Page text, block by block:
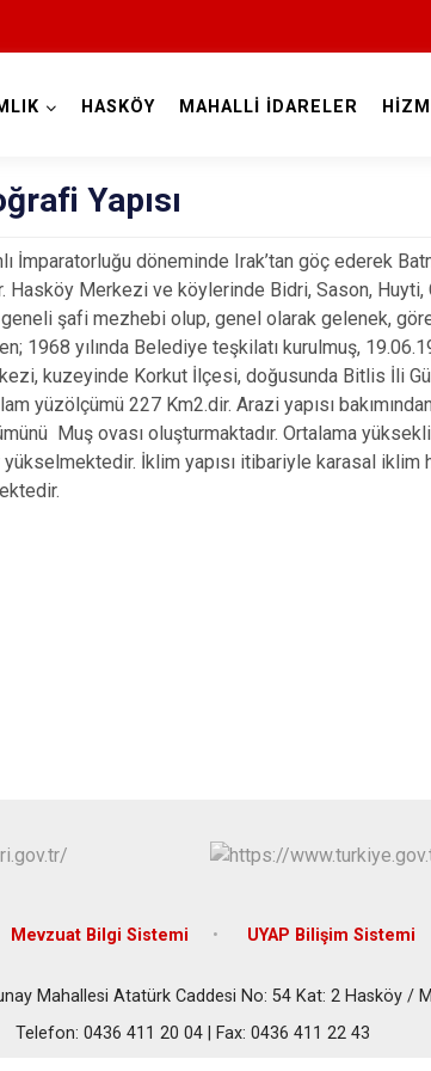
Bulanık
Hasköy
HASKÖY MAHALLİ İDARELER
Yapısı
İmparatorluğu döneminde Irak’tan göç ederek
Hasköy Merkezi ve köylerinde Bidri, Sason,
geneli şafi mezhebi olup, genel olarak gelenek,
1968 yılında Belediye teşkilatı kurulmuş,
kuzeyinde Korkut İlçesi, doğusunda Bitlis İli
yüzölçümü 227 Km2.dir. Arazi yapısı
Muş ovası oluşturmaktadır. Ortalama
İklim yapısı itibariyle karasal iklim
Mevzuat Bilgi Sistemi UYAP Bilişim Sistemi
Mahallesi Atatürk Caddesi No: 54 Kat: 2 Hasköy /
Telefon: 0436 411 20 04 | Fax: 0436 411 22 43